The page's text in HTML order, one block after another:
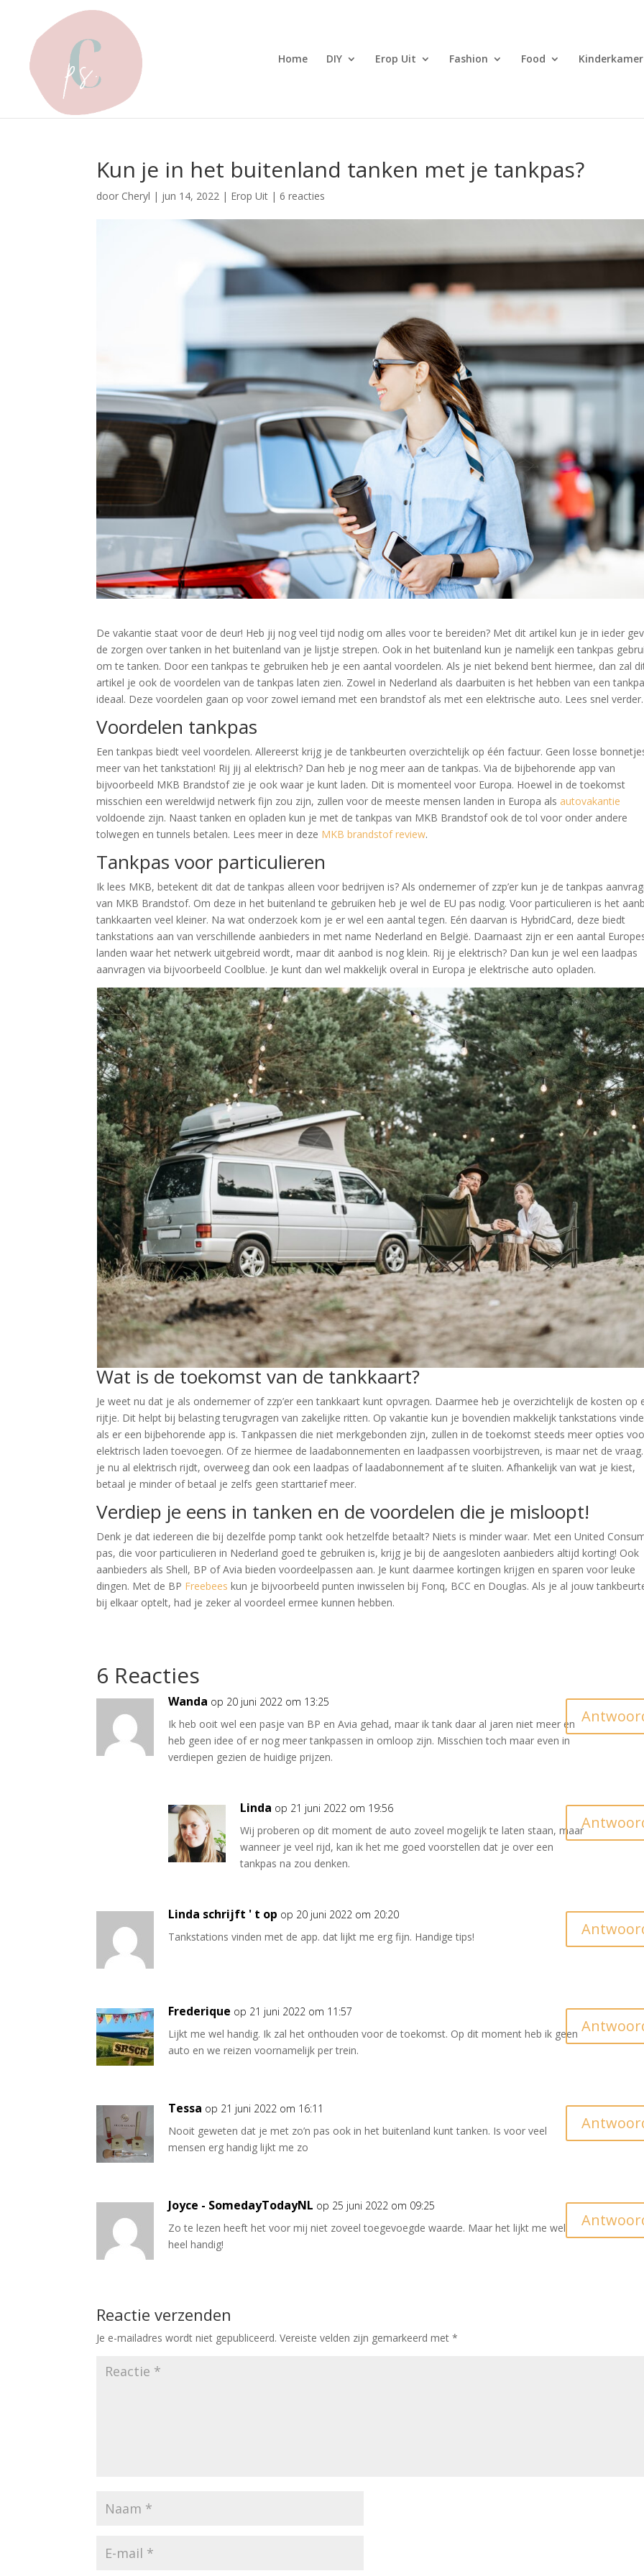
Home DIY Erop Uit Fashion Food Kinderkamer
Kun je in het buitenland tanken met je tankpas?
door Cheryl | jun 14, 2022 | Erop Uit |6 reacties
De vakantie staat voor de deur! Heb jij nog veel tijd nodig om alles voor te bereiden? Met dit artikel kun je in ieder
de zorgen over tanken in het buitenland van je lijstje strepen. Ook in het buitenland kun je namelijk een tankpas
om te tanken. Door een tankpas te gebruiken heb je een aantal voordelen. Als je niet bekend bent hiermee, dan zal
artikel je ook de voordelen van de tankpas laten zien. Zowel in Nederland als daarbuiten is het hebben van een
ideaal. Deze voordelen gaan op voor zowel iemand met een brandstof als met een elektrische auto. Lees snel verder.
Voordelen tankpas
Een tankpas biedt veel voordelen. Allereerst krijg je de tankbeurten overzichtelijk op één factuur. Geen losse
meer van het tankstation! Rij jij al elektrisch? Dan heb je nog meer aan de tankpas. Via de bijbehorende app van
bijvoorbeeld MKB Brandstof zie je ook waar je kunt laden. Dit is momenteel voor Europa. Hoewel in de toekomst
misschien een wereldwijd netwerk fijn zou zijn, zullen voor de meeste mensen landen in Europa als autovakantie
voldoende zijn. Naast tanken en opladen kun je met de tankpas van MKB Brandstof ook de tol voor onder andere
tolwegen en tunnels betalen. Lees meer in deze MKB brandstof review.
Tankpas voor particulieren
Ik lees MKB, betekent dit dat de tankpas alleen voor bedrijven is? Als ondernemer of zzp’er kun je de tankpas
van MKB Brandstof. Om deze in het buitenland te gebruiken heb je wel de EU pas nodig. Voor particulieren is het
tankkaarten veel kleiner. Na wat onderzoek kom je er wel een aantal tegen. Eén daarvan is HybridCard, deze biedt
tankstations aan van verschillende aanbieders in met name Nederland en België. Daarnaast zijn er een aantal
landen waar het netwerk uitgebreid wordt, maar dit aanbod is nog klein. Rij je elektrisch? Dan kun je wel een laadpas
aanvragen via bijvoorbeeld Coolblue. Je kunt dan wel makkelijk overal in Europa je elektrische auto opladen.
Wat is de toekomst van de tankkaart?
Je weet nu dat je als ondernemer of zzp’er een tankkaart kunt opvragen. Daarmee heb je overzichtelijk de kosten op
rijtje. Dit helpt bij belasting terugvragen van zakelijke ritten. Op vakantie kun je bovendien makkelijk tankstations
als er een bijbehorende app is. Tankpassen die niet merkgebonden zijn, zullen in de toekomst steeds meer opties
elektrisch laden toevoegen. Of ze hiermee de laadabonnementen en laadpassen voorbijstreven, is maar net de
je nu al elektrisch rijdt, overweeg dan ook een laadpas of laadabonnement af te sluiten. Afhankelijk van wat je kiest,
betaal je minder of betaal je zelfs geen starttarief meer.
Verdiep je eens in tanken en de voordelen die je misloopt!
Denk je dat iedereen die bij dezelfde pomp tankt ook hetzelfde betaalt? Niets is minder waar. Met een United
pas, die voor particulieren in Nederland goed te gebruiken is, krijg je bij de aangesloten aanbieders altijd korting! Ook
aanbieders als Shell, BP of Avia bieden voordeelpassen aan. Je kunt daarmee kortingen krijgen en sparen voor leuke
dingen. Met de BP Freebees kun je bijvoorbeeld punten inwisselen bij Fonq, BCC en Douglas. Als je al jouw
bij elkaar optelt, had je zeker al voordeel ermee kunnen hebben.
6 Reacties
Wanda op 20 juni 2022 om 13:25
Ik heb ooit wel een pasje van BP en Avia gehad, maar ik tank daar al jaren niet meer en
heb geen idee of er nog meer tankpassen in omloop zijn. Misschien toch maar even in
verdiepen gezien de huidige prijzen.
Linda op 21 juni 2022 om 19:56
Wij proberen op dit moment de auto zoveel mogelijk te laten staan, maar
wanneer je veel rijd, kan ik het me goed voorstellen dat je over een
tankpas na zou denken.
Linda schrijft ' t op op 20 juni 2022 om 20:20
Tankstations vinden met de app. dat lijkt me erg fijn. Handige tips!
Frederique op 21 juni 2022 om 11:57
Lijkt me wel handig. Ik zal het onthouden voor de toekomst. Op dit moment heb ik geen
auto en we reizen voornamelijk per trein.
Tessa op 21 juni 2022 om 16:11
Nooit geweten dat je met zo’n pas ook in het buitenland kunt tanken. Is voor veel
mensen erg handig lijkt me zo
Joyce - SomedayTodayNL op 25 juni 2022 om 09:25
Zo te lezen heeft het voor mij niet zoveel toegevoegde waarde. Maar het lijkt me wel
heel handig!
Reactie verzenden
Je e-mailadres wordt niet gepubliceerd. Vereiste velden zijn gemarkeerd met*